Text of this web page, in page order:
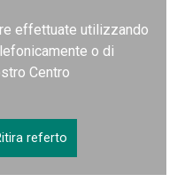
effettuate utilizzando
o di
Centro
referto